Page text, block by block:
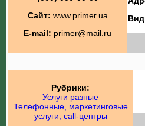
Сайт: www.primer.ua
E-mail: primer@mail.ru
Рубрики:
Услуги разные
Телефонные, маркетинговые
услуги, call-центры